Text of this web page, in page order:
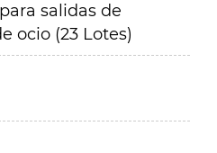
salidas de
ocio (23 Lotes)